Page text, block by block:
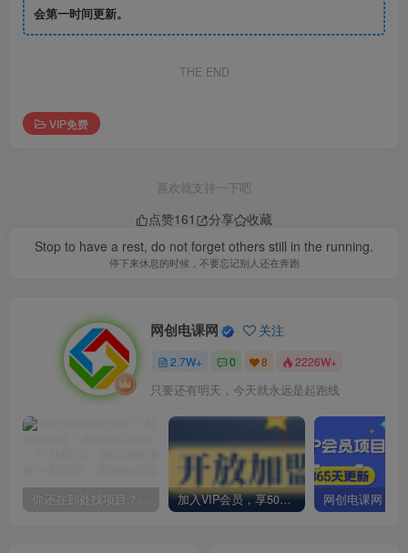
会第一时间更新。
THE END
VIP免费
喜欢就支持一下吧
点赞161 分享
收藏
Stop to have a rest, do not forget others still in the running.
停下来休息的时候，不要忘记别人还在奔跑
网创电课网 关注
2.7W+ 0 8 2226W+
只要还有明天，今天就永远是起跑线
你还在到处找项目？还在当韭菜？我却靠卖项目一个月赚5万，曾经我也和你一样懵懂。 加入VIP会员，享50%的推广提成，免费学习多种网上创业课程，菜鸟秒变大神！